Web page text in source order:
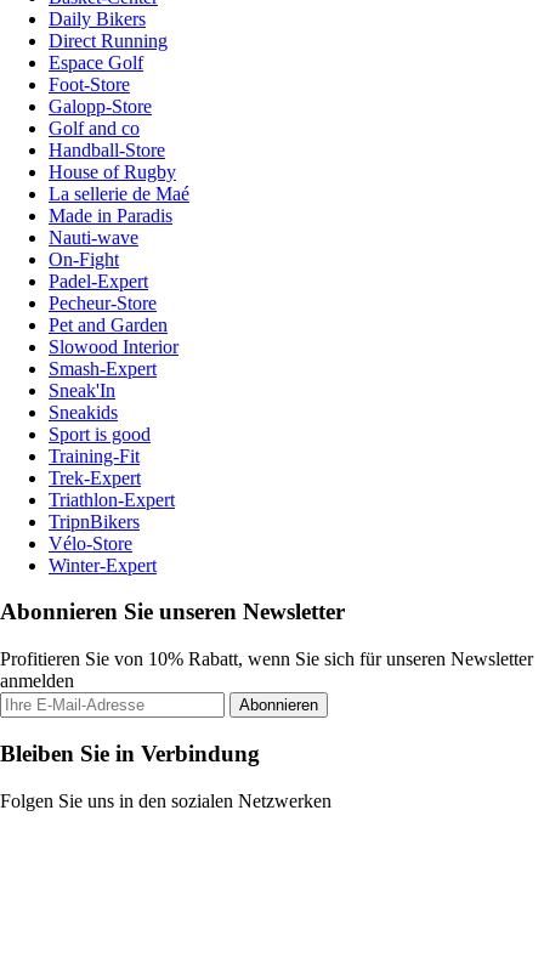
Daily Bikers
Direct Running
Espace Golf
Foot-Store
Galopp-Store
Golf and co
Handball-Store
House of Rugby
La sellerie de Maé
Made in Paradis
Nauti-wave
On-Fight
Padel-Expert
Pecheur-Store
Pet and Garden
Slowood Interior
Smash-Expert
Sneak'In
Sneakids
Sport is good
Training-Fit
Trek-Expert
Triathlon-Expert
TripnBikers
Vélo-Store
Winter-Expert
Abonnieren Sie unseren Newsletter
Profitieren Sie von 10% Rabatt, wenn Sie sich für unseren Newsletter
anmelden
Abonnieren
Bleiben Sie in Verbindung
Folgen Sie uns in den sozialen Netzwerken